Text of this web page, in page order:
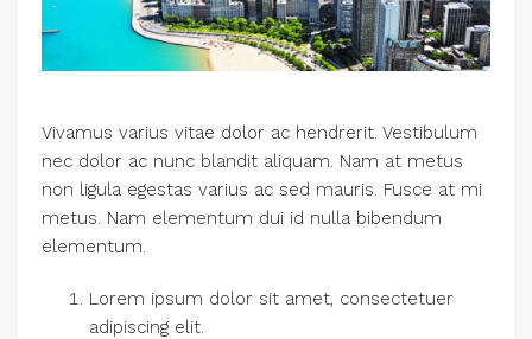
Vivamus varius vitae dolor ac hendrerit. Vestibulum
nec dolor ac nunc blandit aliquam. Nam at metus
non ligula egestas varius ac sed mauris. Fusce at mi
metus. Nam elementum dui id nulla bibendum
elementum.
Lorem ipsum dolor sit amet, consectetuer
adipiscing elit.